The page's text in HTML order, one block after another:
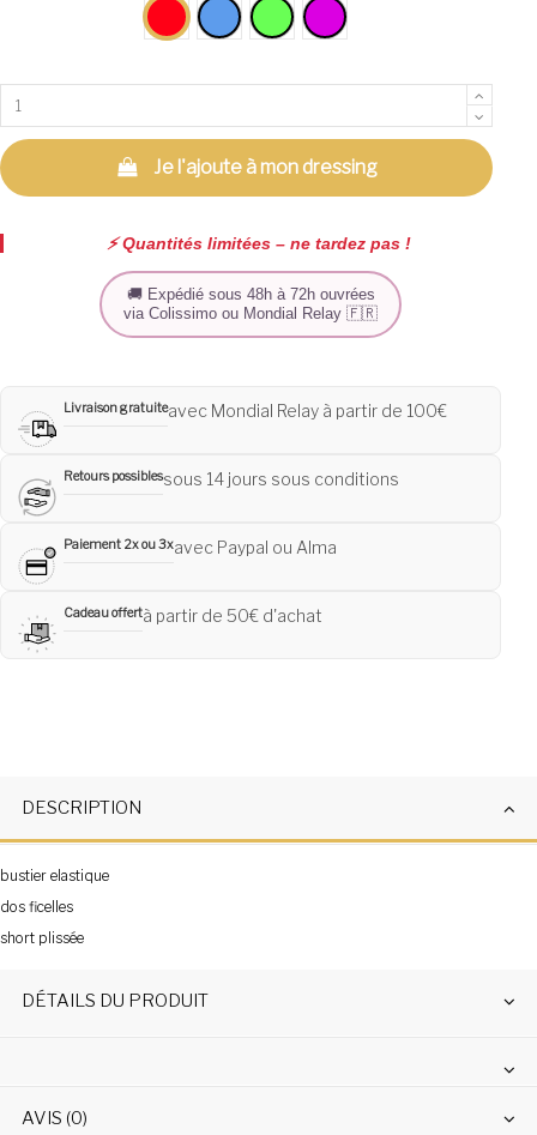
Rouge
Bleu VERT FLUOFUSHIA
Je l'ajoute à mon dressing
⚡️ Quantités limitées – ne tardez pas !
🚚 Expédié sous 48h à 72h ouvrées
via Colissimo ou Mondial Relay 🇫🇷
Livraison gratuiteavec Mondial Relay à partir de 100€
Retours possiblessous 14 jours sous conditions
Paiement 2x ou 3xavec Paypal ou Alma
Cadeau offertà partir de 50€ d'achat
DESCRIPTION
bustier elastique
dos ficelles
short plissée
DÉTAILS DU PRODUIT
AVIS (0)